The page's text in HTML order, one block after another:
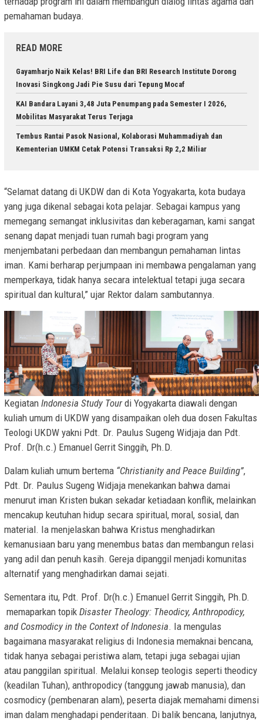
pemahaman budaya.
READ MORE
Gayamharjo Naik Kelas! BRI Life dan BRI Research Institute Dorong
Inovasi Singkong Jadi Pie Susu dari Tepung Mocaf
KAI Bandara Layani 3,48 Juta Penumpang pada Semester I 2026,
Mobilitas Masyarakat Terus Terjaga
Tembus Rantai Pasok Nasional, Kolaborasi Muhammadiyah dan
Kementerian UMKM Cetak Potensi Transaksi Rp 2,2 Miliar
“Selamat datang di UKDW dan di Kota Yogyakarta, kota budaya
yang juga dikenal sebagai kota pelajar. Sebagai kampus yang
memegang semangat inklusivitas dan keberagaman, kami sangat
senang dapat menjadi tuan rumah bagi program yang
menjembatani perbedaan dan membangun pemahaman lintas
iman. Kami berharap perjumpaan ini membawa pengalaman yang
memperkaya, tidak hanya secara intelektual tetapi juga secara
spiritual dan kultural,” ujar Rektor dalam sambutannya.
Kegiatan Indonesia Study Tourdi Yogyakarta diawali dengan
kuliah umum di UKDW yang disampaikan oleh dua dosen Fakultas
Teologi UKDW yakni Pdt. Dr. Paulus Sugeng Widjaja dan Pdt.
Prof. Dr(h.c.) Emanuel Gerrit Singgih, Ph.D.
Dalam kuliah umum bertema “Christianity and Peace Building”,
Pdt. Dr. Paulus Sugeng Widjaja menekankan bahwa damai
menurut iman Kristen bukan sekadar ketiadaan konflik, melainkan
mencakup keutuhan hidup secara spiritual, moral, sosial, dan
material. Ia menjelaskan bahwa Kristus menghadirkan
kemanusiaan baru yang menembus batas dan membangun relasi
yang adil dan penuh kasih. Gereja dipanggil menjadi komunitas
alternatif yang menghadirkan damai sejati.
Sementara itu, Pdt. Prof. Dr(h.c.) Emanuel Gerrit Singgih, Ph.D.
memaparkan topik Disaster Theology: Theodicy, Anthropodicy,
and Cosmodicy in the Context of Indonesia. Ia mengulas
bagaimana masyarakat religius di Indonesia memaknai bencana,
tidak hanya sebagai peristiwa alam, tetapi juga sebagai ujian
atau panggilan spiritual. Melalui konsep teologis seperti theodicy
(keadilan Tuhan), anthropodicy (tanggung jawab manusia), dan
cosmodicy (pembenaran alam), peserta diajak memahami dimensi
iman dalam menghadapi penderitaan. Di balik bencana, lanjutnya,